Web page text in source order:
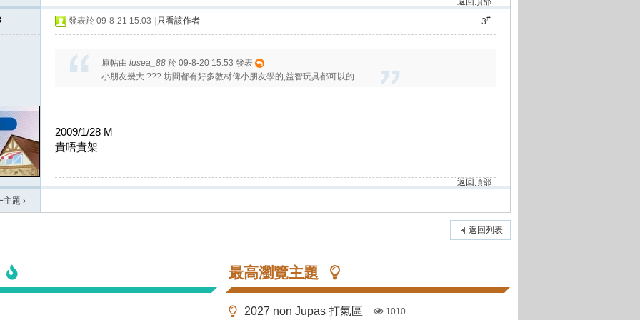
3#
發表於 09-8-21 15:03 只看該作者
原帖由 lusea_88 於 09-8-20 15:53 發表
小朋友幾大 ??? 坊間都有好多教材俾小朋友學的,益智玩具都可以的
2009/1/28 M
貴唔貴架
返回頂部
主題 ›
返回列表
最高瀏覽主題
2027 non Jupas 打氣區 1010